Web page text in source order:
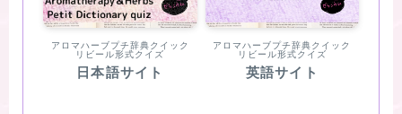
アロマハーブプチ辞典クイック
リビール形式クイズ
日本語サイト
アロマハーブプチ辞典クイック
リビール形式クイズ
英語サイト